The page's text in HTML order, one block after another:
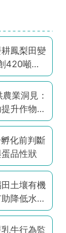
鳳梨田變
420噸碳
業洞見：
升作物韌
化前判斷
品性狀
土壤有機
降低水稻
牛行為監